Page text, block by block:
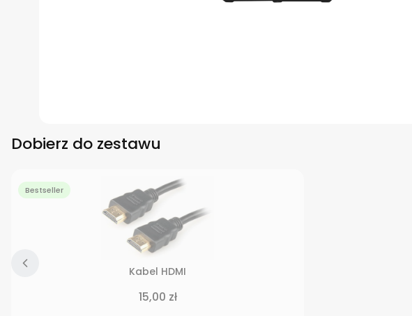
Dobierz do zestawu
Bestseller
Kabel HDMI
Cena
15,00 zł